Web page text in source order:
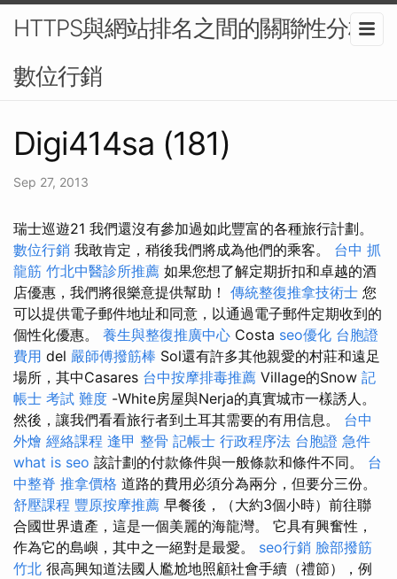
HTTPS與網站排名之間的關聯性分析-
數位行銷
Digi414sa (181)
Sep 27, 2013
瑞士巡遊21 我們還沒有參加過如此豐富的各種旅行計劃。
數位行銷 我敢肯定，稍後我們將成為他們的乘客。 台中 抓
龍筋 竹北中醫診所推薦 如果您想了解定期折扣和卓越的酒
店優惠，我們將很樂意提供幫助！ 傳統整復推拿技術士 您
可以提供電子郵件地址和同意，以通過電子郵件定期收到的
個性化優惠。 養生與整復推廣中心 Costa seo優化 台胞證
費用 del 嚴師傅撥筋棒 Sol還有許多其他親愛的村莊和遠足
場所，其中Casares 台中按摩排毒推薦 Village的Snow 記
帳士 考試 難度 -White房屋與Nerja的真實城市一樣誘人。
然後，讓我們看看旅行者到土耳其需要的有用信息。 台中
外燴 經絡課程 逢甲 整骨 記帳士 行政程序法 台胞證 急件
what is seo 該計劃的付款條件與一般條款和條件不同。 台
中整脊 推拿價格 道路的費用必須分為兩分，但要分三份。
舒壓課程 豐原按摩推薦 早餐後，（大約3個小時）前往聯
合國世界遺產，這是一個美麗的海龍灣。 它具有興奮性，
作為它的島嶼，其中之一絕對是最愛。 seo行銷 臉部撥筋
竹北 很高興知道法國人尷尬地照顧社會手續（禮節），例